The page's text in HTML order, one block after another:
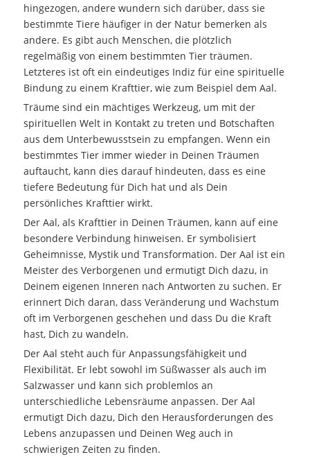
hingezogen, andere wundern sich darüber, dass sie
bestimmte Tiere häufiger in der Natur bemerken als
andere. Es gibt auch Menschen, die plötzlich
regelmäßig von einem bestimmten Tier träumen.
Letzteres ist oft ein eindeutiges Indiz für eine spirituelle
Bindung zu einem Krafttier, wie zum Beispiel dem Aal.
Träume sind ein mächtiges Werkzeug, um mit der
spirituellen Welt in Kontakt zu treten und Botschaften
aus dem Unterbewusstsein zu empfangen. Wenn ein
bestimmtes Tier immer wieder in Deinen Träumen
auftaucht, kann dies darauf hindeuten, dass es eine
tiefere Bedeutung für Dich hat und als Dein
persönliches Krafttier wirkt.
Der Aal, als Krafttier in Deinen Träumen, kann auf eine
besondere Verbindung hinweisen. Er symbolisiert
Geheimnisse, Mystik und Transformation. Der Aal ist ein
Meister des Verborgenen und ermutigt Dich dazu, in
Deinem eigenen Inneren nach Antworten zu suchen. Er
erinnert Dich daran, dass Veränderung und Wachstum
oft im Verborgenen geschehen und dass Du die Kraft
hast, Dich zu wandeln.
Der Aal steht auch für Anpassungsfähigkeit und
Flexibilität. Er lebt sowohl im Süßwasser als auch im
Salzwasser und kann sich problemlos an
unterschiedliche Lebensräume anpassen. Der Aal
ermutigt Dich dazu, Dich den Herausforderungen des
Lebens anzupassen und Deinen Weg auch in
schwierigen Zeiten zu finden.